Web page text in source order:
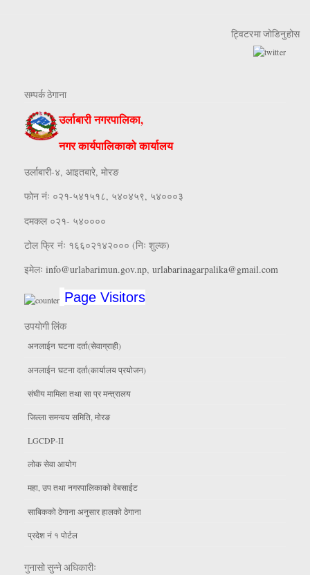
ट्विटरमा जोडिनुहोस
सम्पर्क ठेगाना
उर्लाबारी नगरपालिका,
नगर कार्यपालिकाको कार्यालय
उर्लाबारी-४, आइतबारे, माेरङ
फाेन नंः ०२१-५४१५१८, ५४०४५९, ५४०००३
दमकल ०२१- ५४००००
टोल फ्रि नंः १६६०२१४२००० (निः शुल्क)
इमेलः info@urlabarimun.gov.np, urlabarinagarpalika@gmail.com
Page Visitors
उपयाेगी लिंक
अनलाईन घटना दर्ता(सेवाग्राही)
अनलाईन घटना दर्ता(कार्यालय प्रयाेजन)
संघीय मामिला तथा सा प्र मन्त्रालय
जिल्ला समन्वय समिति, माेरङ
LGCDP-II
लाेक सेवा आयाेग
महा, उप तथा नगरपालिकाकाे वेबसाईट
साबिकको ठेगाना अनुसार हालको ठेगाना
प्रदेश नं १ पोर्टल
गुनासो सुन्ने अधिकारीः